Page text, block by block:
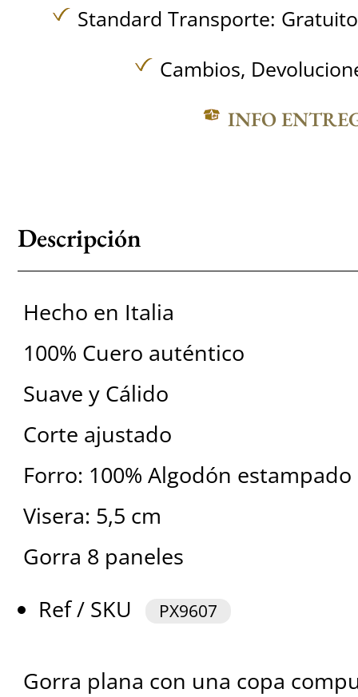
Standard Transporte:
Cambios,
INFO
Descripción
Hecho en Italia
100% Cuero auténtico
Suave y Cálido
Corte ajustado
Forro: 100% Algodón estampado
Visera: 5,5 cm
Gorra 8 paneles
Ref / SKU
PX9607
Gorra plana con una copa